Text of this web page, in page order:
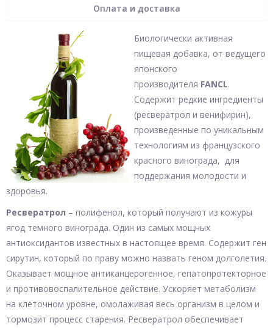
Оплата и доставка
Биологически активная
пищевая добавка, от ведущего
японского
производителя FANCL.
Содержит редкие ингредиенты
(ресвератрол и венифирин),
произведенные по уникальным
технологиям из французского
красного винограда, для
поддержания молодости и
здоровья.
Ресвератрол – полифенол, который получают из кожуры
ягод темного винограда. Один из самых мощных
антиоксидантов известных в настоящее время. Содержит ген
сирутин, который по праву можно назвать геном долголетия.
Оказывает мощное антиканцерогенное, гепатопротекторное
и противовоспалительное действие. Ускоряет метаболизм
на клеточном уровне, омолаживая весь организм в целом и
тормозит процесс старения. Ресвератрол обеспечивает